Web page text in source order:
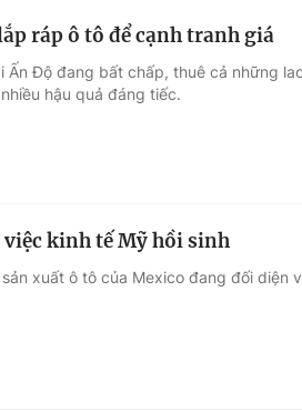
ráp ô tô để cạnh tranh giá
Độ đang bất chấp, thuê cả những
hậu quả đáng tiếc.
kinh tế Mỹ hồi sinh
xuất ô tô của Mexico đang đối diện